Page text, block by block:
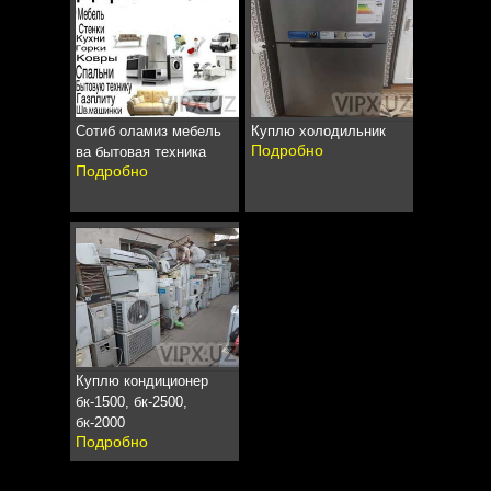
Сотиб оламиз мебель
ва бытовая техника
Подробно
Куплю холодильник
Подробно
Куплю кондиционер
бк-1500, бк-2500,
бк-2000
Подробно